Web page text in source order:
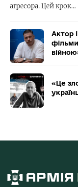
агресора. Цей крок…
Актор
фільми
«Це